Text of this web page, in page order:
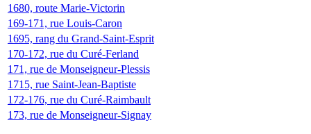
1680, route Marie-Victorin
169-171, rue Louis-Caron
1695, rang du Grand-Saint-Esprit
170-172, rue du Curé-Ferland
171, rue de Monseigneur-Plessis
1715, rue Saint-Jean-Baptiste
172-176, rue du Curé-Raimbault
173, rue de Monseigneur-Signay